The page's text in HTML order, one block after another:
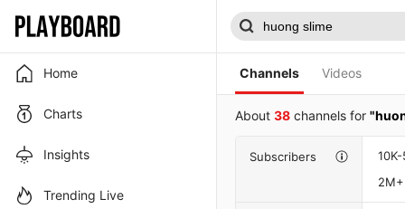
Home
Charts
Insights
Trending Live
Channels Videos
About 38 channels for
Subscribers
2M+